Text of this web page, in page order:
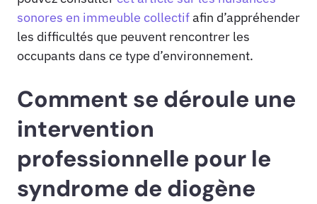
sonores en immeuble collectifafin d’appréhender
les difficultés que peuvent rencontrer les
occupants dans ce type d’environnement.
Comment se déroule une
intervention
professionnelle pour le
syndrome de diogène